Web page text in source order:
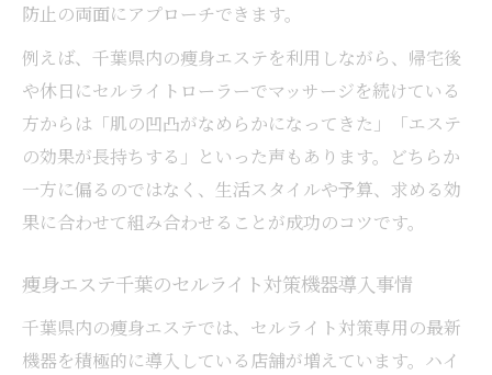
防止の両面にアプローチできます。
例えば、千葉県内の痩身エステを利用しながら、帰宅後
や休日にセルライトローラーでマッサージを続けている
方からは「肌の凹凸がなめらかになってきた」「エステ
の効果が長持ちする」といった声もあります。どちらか
一方に偏るのではなく、生活スタイルや予算、求める効
果に合わせて組み合わせることが成功のコツです。
痩身エステ千葉のセルライト対策機器導入事情
千葉県内の痩身エステでは、セルライト対策専用の最新
機器を積極的に導入している店舗が増えています。ハイ